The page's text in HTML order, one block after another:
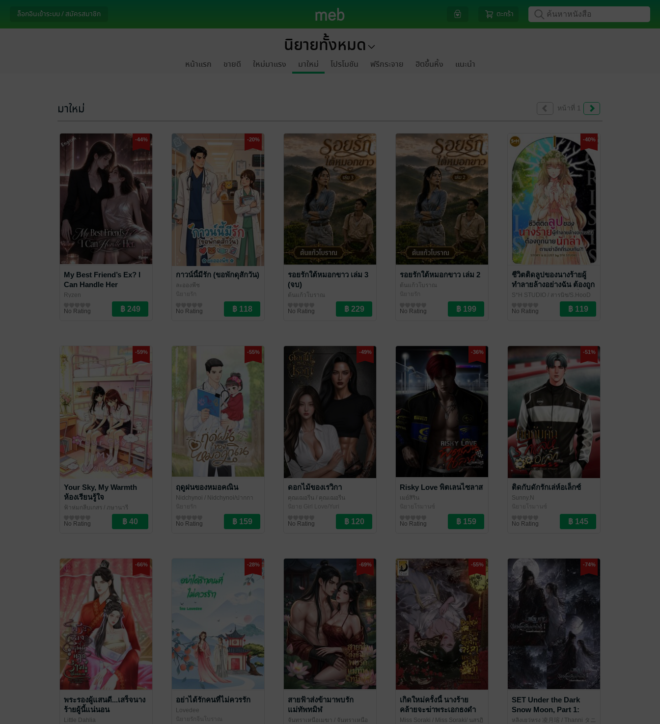
ล็อกอินเข้าระบบ / สมัครสมาชิก ตะกร้า
นิยายทั้งหมด
หน้าแรก ขายดี ใหม่มาแรง มาใหม่ โปรโมชัน ฟรีกระจาย ฮิตขึ้นหิ้ง แนะนำ
มาใหม่ หน้าที่ 1
-44%
My Best Friend’s Ex? I
Can Handle Her
Ryzen
นิยาย Girl Love/Yuri
No Rating
-20%
กาวน์นี้มีรัก (ขอพักดุสักวัน)
ละอองพีช
นิยายรัก
No Rating
รอยรักใต้หมอกขาว เล่ม 3
(จบ)
ต้นแก้วโบราณ
No Rating
รอยรักใต้หมอกขาว เล่ม 2
ต้นแก้วโบราณ
นิยายรัก
No Rating
-40%
ชีวิตติดลูปของนางร้ายผู้
ทำลายล้างอย่างฉัน ต้องถูก
นายนักล่าตามฆ่าอีกกี่รอบ
กัน ?! เล่ม 1 : AXIS
CRISIS PART 1
S*H STUDIO / สารนิช/S.HooD
No Rating
-59%
Your Sky, My Warmth
ห้องเรียนรู้ใจ
ฟ้าห่มกลีบเกสร / ภูษานารี
นิยาย Girl Love/Yuri
No Rating
-55%
ฤดูฝนของหมอคณิน
Nidchynoi / Nidchynoi/ปากกา
ด้ามเดียว
นิยายรัก
No Rating
-49%
ดอกไม้ของเรวิกา
คุณเฌอรีน / คุณเฌอรีน
(Chereen)
นิยาย Girl Love/Yuri
No Rating
-36%
Risky Love พิตเลนไซลาส
เมย์สิริน
นิยายโรมานซ์
No Rating
-51%
ติดกับดักรักเล่ห์อเล็กซ์
Sunny.N
นิยายโรมานซ์
No Rating
-66%
พระรองผู้แสนดี...เสร็จนาง
ร้ายผู้นี้แน่นอน
Little Dahlia
-28%
อย่าได้รักคนที่ไม่ควรรัก
Lovedee
นิยายรักจีนโบราณ
-69%
สายฟ้าส่งข้ามาพบรัก
แม่ทัพทมิฬ
จันทราเหนือเมฆา / จันทราเหนือ
-55%
เกิดใหม่ครั้งนี้ นางร้าย
คล้ายจะฆ่าพระเอกธงดำ
ไปเสียแล้ว
Miss Soraki / Miss Soraki/ นุสรฏิ
-74%
SET Under the Dark
Snow Moon, Part 1:
God's Misfortune,
หลิงเยว่หรง 凌月瑢 / Thanni タニ